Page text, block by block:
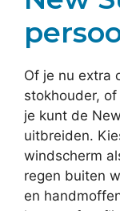
Of je nu extra
stokhouder,
je kunt de
uitbreiden.
windscherm
regen buiten
en